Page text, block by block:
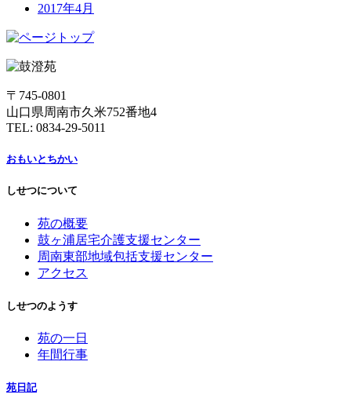
2017年4月
〒745-0801
山口県周南市久米752番地4
TEL: 0834-29-5011
おもいとちかい
しせつについて
苑の概要
鼓ヶ浦居宅介護支援センター
周南東部地域包括支援センター
アクセス
しせつのようす
苑の一日
年間行事
苑日記